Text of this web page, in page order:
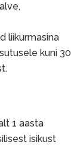
liikurmasina
kuni 30
1 aasta
isikust